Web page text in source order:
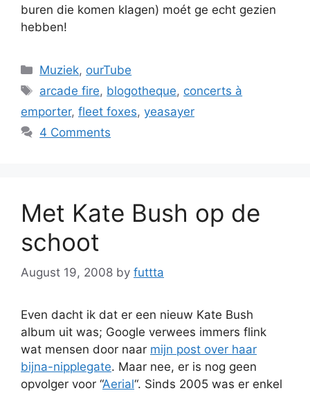
buren die komen klagen) moét ge echt gezien
hebben!
Categories
Muziek, ourTube
Tags
arcade fire, blogotheque, concerts à
emporter, fleet foxes, yeasayer
4 Comments
Met Kate Bush op de
schoot
August 19, 2008 by futtta
Even dacht ik dat er een nieuw Kate Bush
album uit was; Google verwees immers flink
wat mensen door naar mijn post over haar
bijna-nipplegate. Maar nee, er is nog geen
opvolger voor “Aerial“. Sinds 2005 was er enkel